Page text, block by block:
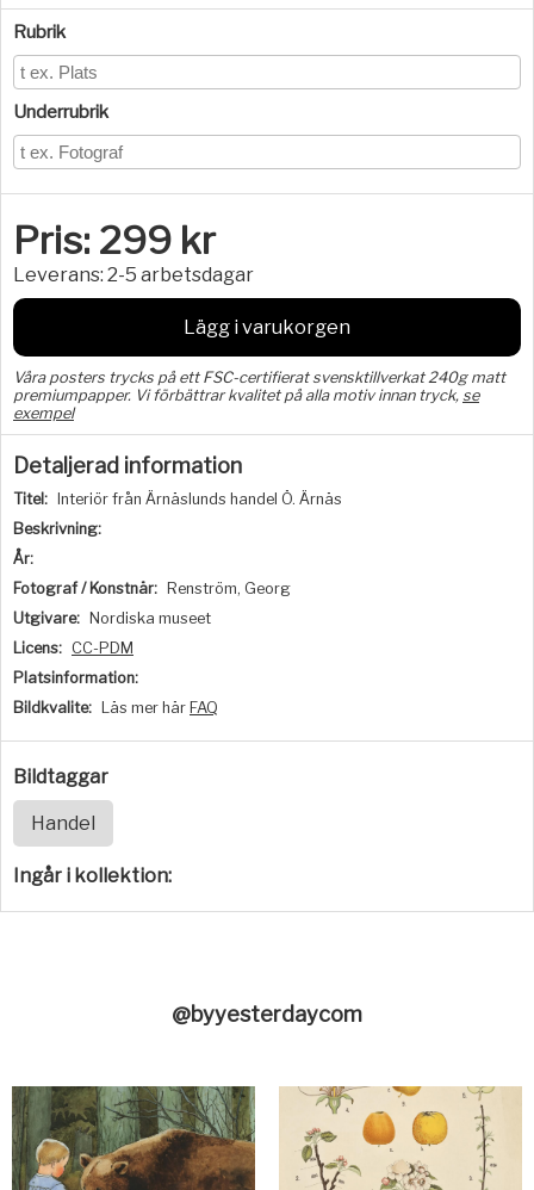
Rubrik
Underrubrik
Pris: 299 kr
Leverans: 2-5 arbetsdagar
Lägg i varukorgen
Våra posters trycks på ett FSC-certifierat svensktillverkat 240g matt
premiumpapper. Vi förbättrar kvalitet på alla motiv innan tryck, se
exempel
Detaljerad information
Titel:
Interiör från Ärnäslunds handel Ö. Ärnäs
Beskrivning:
År:
Fotograf / Konstnär:
Renström, Georg
Utgivare:
Nordiska museet
Licens: CC-PDM
Platsinformation:
Bildkvalite:
Läs mer här FAQ
Bildtaggar
Handel
Ingår i kollektion:
@byyesterdaycom